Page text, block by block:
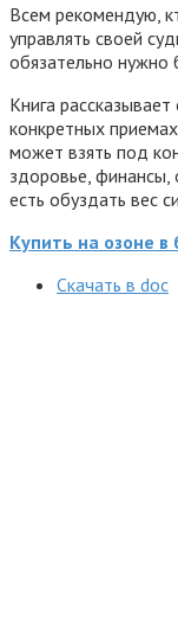
Всем рекомендую,
управлять своей
обязательно нужно
Книга
конкретных
может взять под
здоровье,
есть обуздать вес
Купить на озоне
Cкачать в doc